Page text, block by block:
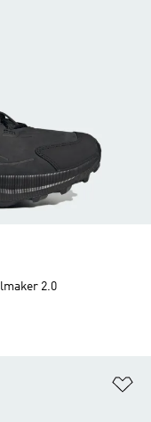
Liste de produits
2.0